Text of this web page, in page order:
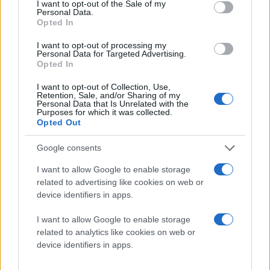
I want to opt-out of the Sale of my
Personal Data.
Opted In
I want to opt-out of processing my
Personal Data for Targeted Advertising.
Opted In
I want to opt-out of Collection, Use,
Retention, Sale, and/or Sharing of my
Personal Data that Is Unrelated with the
Purposes for which it was collected.
Opted Out
Google consents
I want to allow Google to enable storage
related to advertising like cookies on web or
device identifiers in apps.
I want to allow Google to enable storage
related to analytics like cookies on web or
device identifiers in apps.